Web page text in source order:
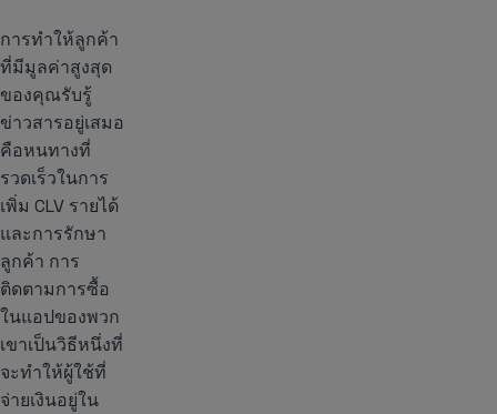
การทำให้ลูกค้า
ที่มีมูลค่าสูงสุด
ของคุณรับรู้
ข่าวสารอยู่เสมอ
คือหนทางที่
รวดเร็วในการ
เพิ่ม CLV รายได้
และการรักษา
ลูกค้า การ
ติดตามการซื้อ
ในแอปของพวก
เขาเป็นวิธีหนึ่งที่
จะทำให้ผู้ใช้ที่
จ่ายเงินอยู่ใน